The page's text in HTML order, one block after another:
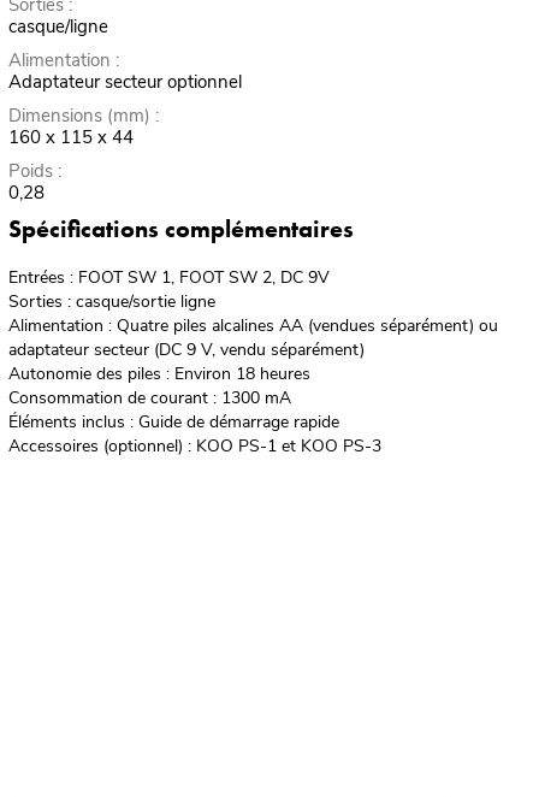
Sorties :
casque/ligne
Alimentation :
Adaptateur secteur optionnel
Dimensions (mm) :
160 x 115 x 44
Poids :
0,28
Spécifications complémentaires
Entrées : FOOT SW 1, FOOT SW 2, DC 9V
Sorties : casque/sortie ligne
Alimentation : Quatre piles alcalines AA (vendues séparément) ou
adaptateur secteur (DC 9 V, vendu séparément)
Autonomie des piles : Environ 18 heures
Consommation de courant : 1300 mA
Éléments inclus : Guide de démarrage rapide
Accessoires (optionnel) : KOO PS-1 et KOO PS-3